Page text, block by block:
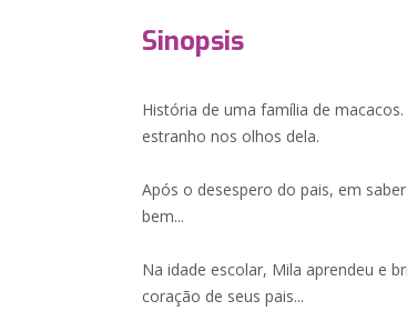
Sinopsis
História de uma família de
estranho nos olhos dela.
Após o desespero do pais, em
bem...
Na idade escolar, Mila aprendeu e
coração de seus pais...